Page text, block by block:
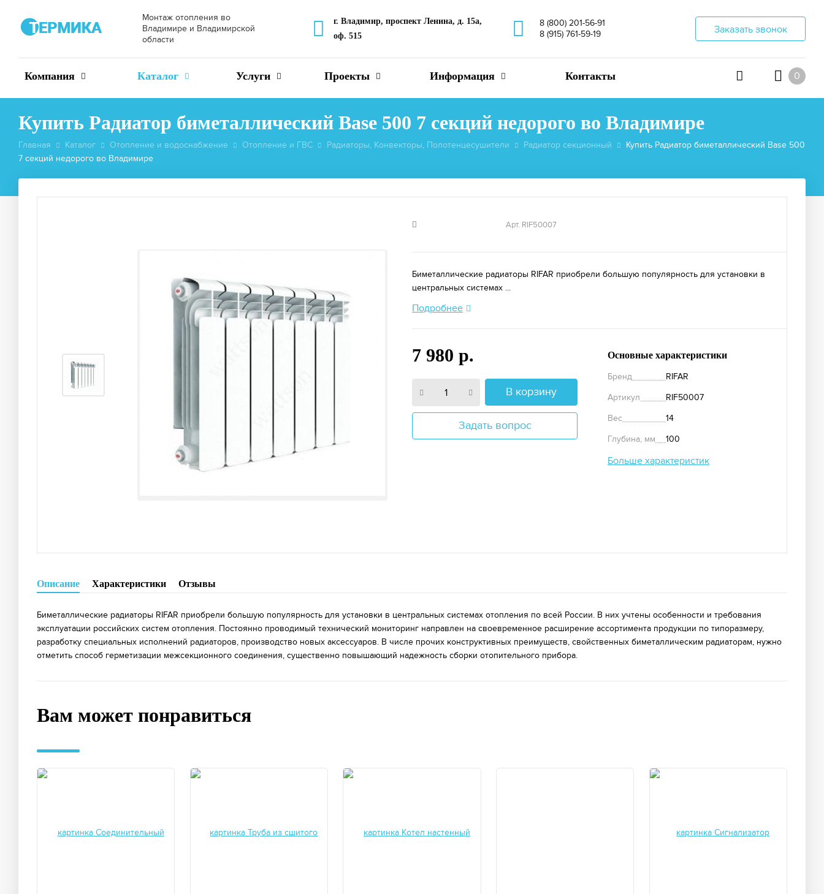
Монтаж отопления во
Владимире и Владимирской
области
г. Владимир, проспект Ленина, д. 15а,
оф. 515
8 (800) 201-56-91
8 (915) 761-59-19
Заказать звонок
Компания Каталог Услуги Проекты Информация Контакты 0
Купить Радиатор биметаллический Base 500 7 секций недорого во Владимире
Главная Каталог Отопление и водоснабжение Отопление и ГВС Радиаторы, Конвекторы, Полотенцесушители Радиатор секционный
Купить Радиатор биметаллический Base 500
7 секций недорого во Владимире
Арт. RIF50007
Биметаллические радиаторы RIFAR приобрели большую популярность для установки в
центральных системах ...
Подробнее
7 980 р.
В корзину
Задать вопрос
Основные характеристики
Бренд
RIFAR
Артикул
RIF50007
Вес
14
Глубина, мм
100
Больше характеристик
Описание Характеристики Отзывы
Биметаллические радиаторы RIFAR приобрели большую популярность для установки в центральных системах отопления по всей России. В них учтены особенности и требования
эксплуатации российских систем отопления. Постоянно проводимый технический мониторинг направлен на своевременное расширение ассортимента продукции по типоразмеру,
разработку специальных исполнений радиаторов, производство новых аксессуаров. В числе прочих конструктивных преимуществ, свойственных биметаллическим радиаторам, нужно
отметить способ герметизации межсекционного соединения, существенно повышающий надежность сборки отопительного прибора.
Вам может понравиться